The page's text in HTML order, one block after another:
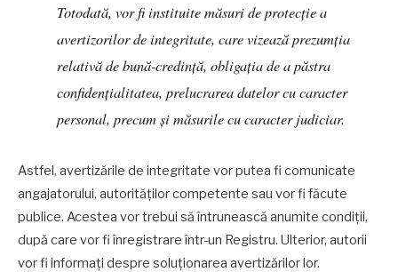
Totodată, vor fi instituite măsuri de protecție a
avertizorilor de integritate, care vizează prezumția
relativă de bună-credință, obligația de a păstra
confidențialitatea, prelucrarea datelor cu caracter
personal, precum și măsurile cu caracter judiciar.
Astfel, avertizările de integritate vor putea fi comunicate
angajatorului, autorităților competente sau vor fi făcute
publice. Acestea vor trebui să întrunească anumite condiții,
după care vor fi înregistrare într-un Registru. Ulterior, autorii
vor fi informați despre soluționarea avertizărilor lor.